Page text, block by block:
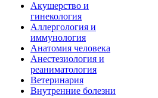
Акушерство и
гинекология
Аллергология и
иммунология
Анатомия человека
Анестезиология и
реаниматология
Ветеринария
Внутренние болезни